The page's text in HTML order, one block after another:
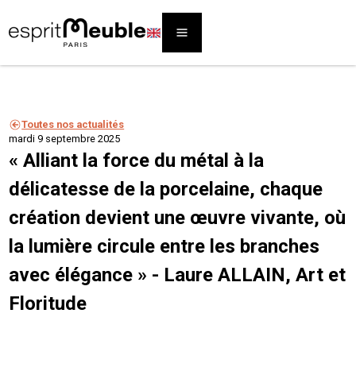
Toutes nos actualités
mardi 9 septembre 2025
« Alliant la force du métal à la
délicatesse de la porcelaine, chaque
création devient une œuvre vivante, où
la lumière circule entre les branches
avec élégance » - Laure ALLAIN, Art et
Floritude